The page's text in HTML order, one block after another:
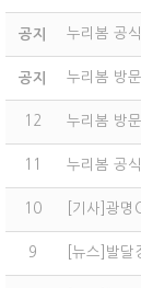
공지 누리봄 공
공지 누리봄 방
12 누리봄 방
11 누리봄 공
10 [기사]광명
9 [뉴스]발달